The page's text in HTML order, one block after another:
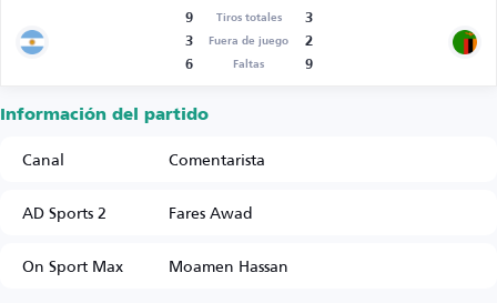
9 Tiros totales
3
3
Fuera de juego
2
6
Faltas 9
Información del partido
Canal
Comentarista
AD Sports 2
Fares Awad
On Sport Max
Moamen Hassan